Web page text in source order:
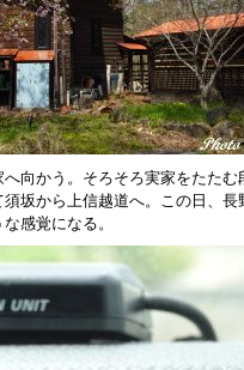
向かう。そろそろ実家をたた
坂から上信越道へ。この日、
感覚になる。